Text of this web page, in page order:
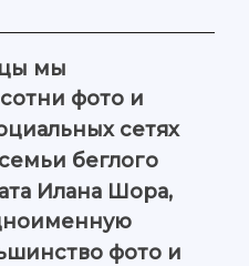
мы
фото и
сетях
беглого
Илана Шора,
фото и